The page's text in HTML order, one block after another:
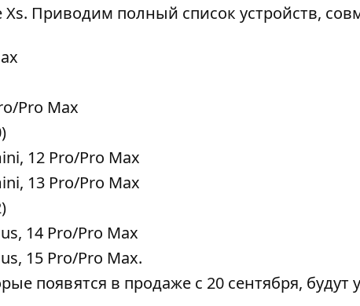
Xs. Приводим полный список устройств,
Pro Max
12 Pro/Pro Max
13 Pro/Pro Max
14 Pro/Pro Max
15 Pro/Pro Max.
появятся в продаже с 20 сентября, будут